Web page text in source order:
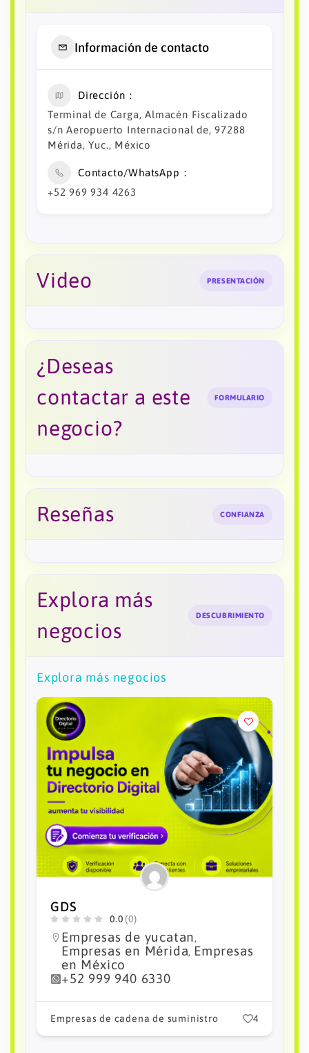
Información de contacto
Dirección
Terminal de Carga, Almacén Fiscalizado
s/n Aeropuerto Internacional de, 97288
Mérida, Yuc., México
Contacto/WhatsApp
+52 969 934 4263
Video PRESENTACIÓN
¿Deseas
contactar a este
negocio?
FORMULARIO
Reseñas CONFIANZA
Explora más
negocios
DESCUBRIMIENTO
Explora más negocios
Agencia Aduanal Lopez Castro
Mensajeria
0.0 (0)
Empresas de yucatan,
Empresas en Mérida
en México
castro.com.mx